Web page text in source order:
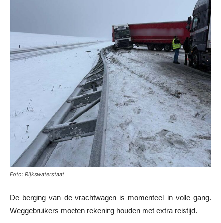
Foto: Rijkswaterstaat
De berging van de vrachtwagen is momenteel in volle gang.
Weggebruikers moeten rekening houden met extra reistijd.